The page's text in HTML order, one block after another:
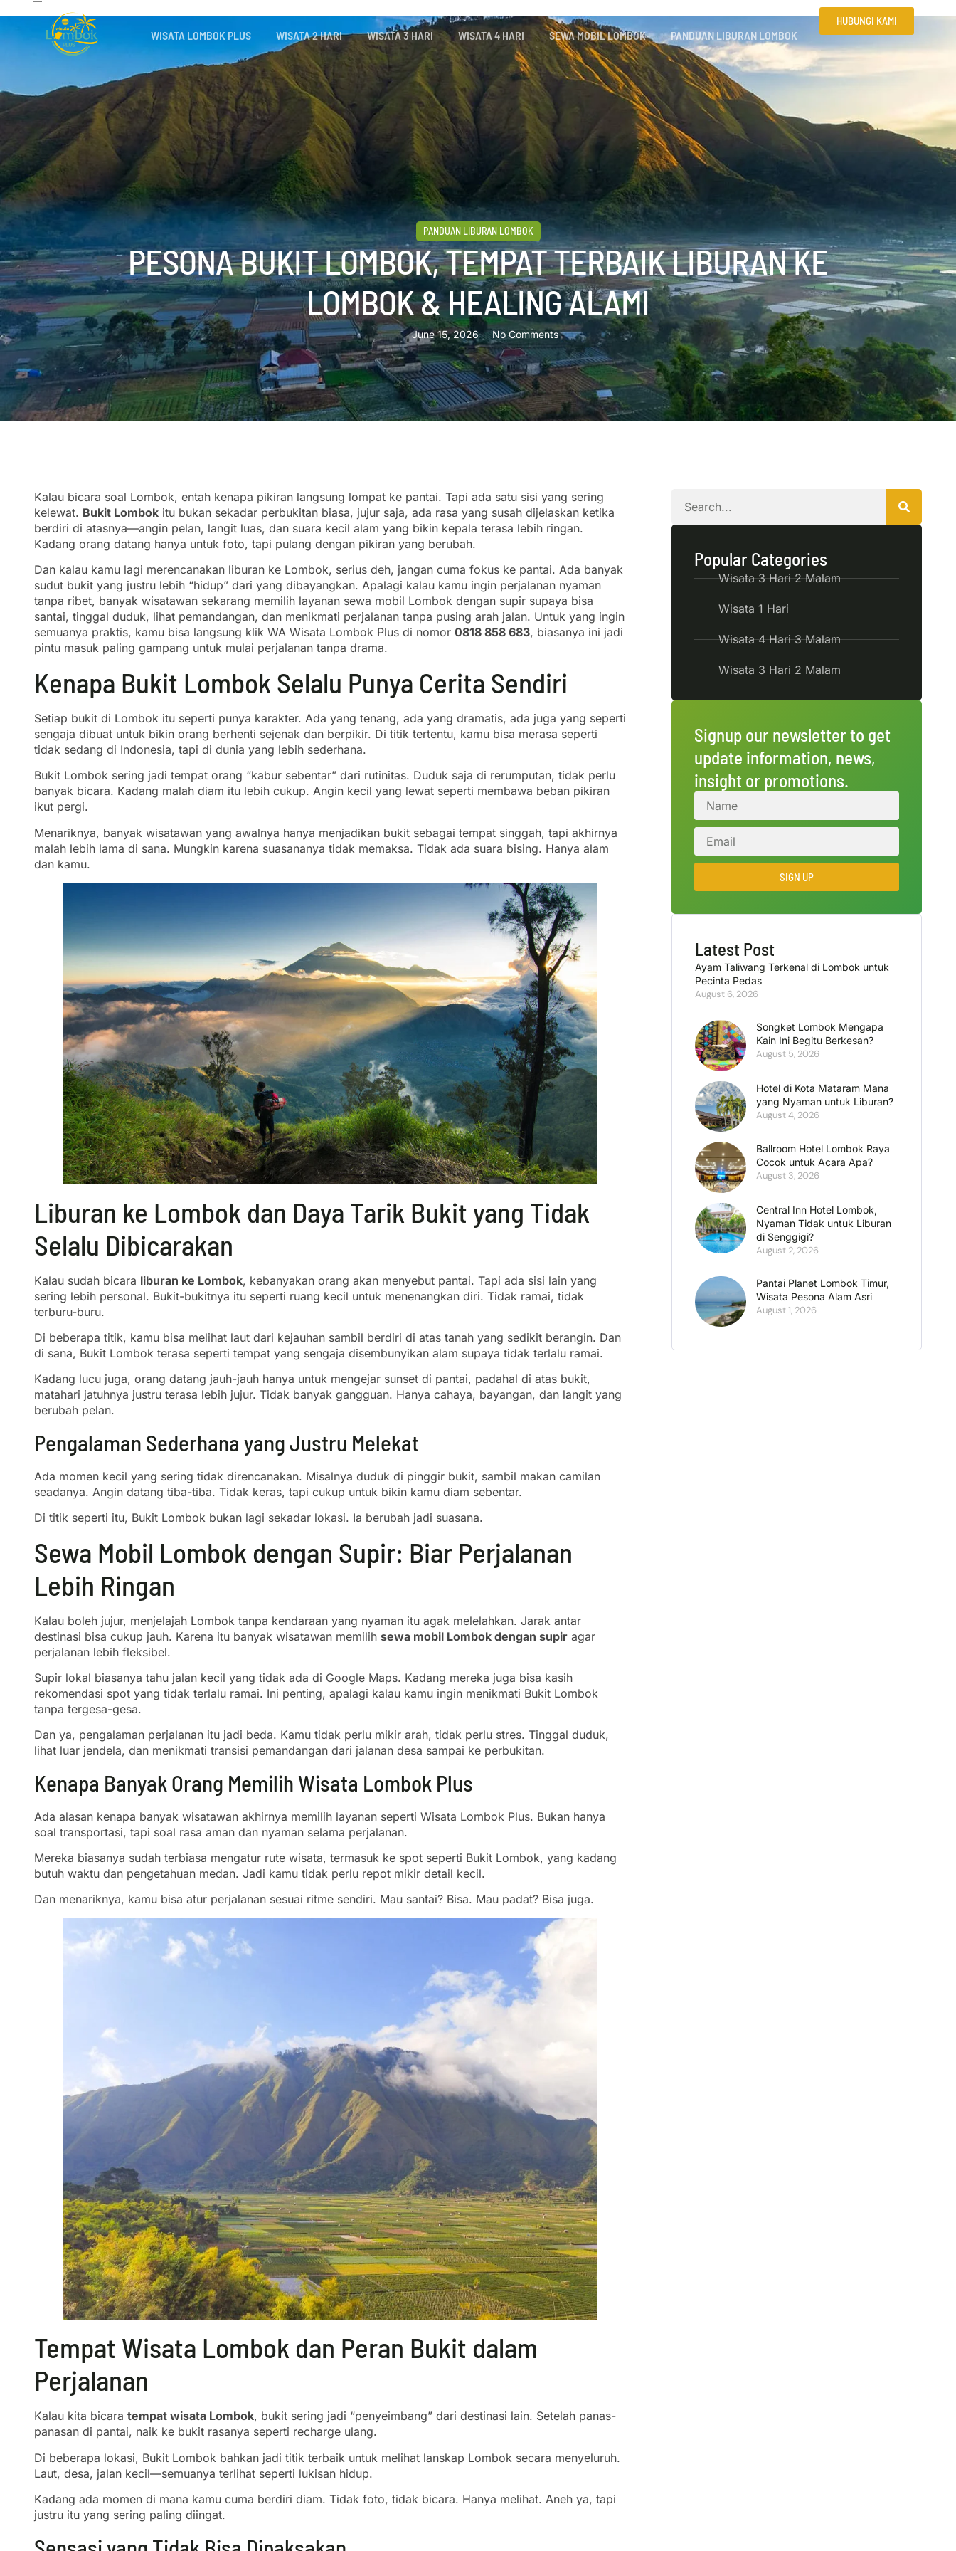
WISATA LOMBOK PLUS WISATA 2 HARI WISATA 3 HARI WISATA 4 HARI SEWA MOBIL LOMBOK PANDUAN LIBURAN LOMBOK
HUBUNGI KAMI
PANDUAN LIBURAN LOMBOK
PESONA BUKIT LOMBOK, TEMPAT TERBAIK LIBURAN KE
LOMBOK & HEALING ALAMI
June 15, 2026 No Comments
Kalau bicara soal Lombok, entah kenapa pikiran langsung lompat ke pantai. Tapi ada satu sisi yang sering
kelewat. Bukit Lombok itu bukan sekadar perbukitan biasa, jujur saja, ada rasa yang susah dijelaskan ketika
berdiri di atasnya—angin pelan, langit luas, dan suara kecil alam yang bikin kepala terasa lebih ringan.
Kadang orang datang hanya untuk foto, tapi pulang dengan pikiran yang berubah.
Dan kalau kamu lagi merencanakan liburan ke Lombok, serius deh, jangan cuma fokus ke pantai. Ada banyak
sudut bukit yang justru lebih “hidup” dari yang dibayangkan. Apalagi kalau kamu ingin perjalanan nyaman
tanpa ribet, banyak wisatawan sekarang memilih layanan sewa mobil Lombok dengan supir supaya bisa
santai, tinggal duduk, lihat pemandangan, dan menikmati perjalanan tanpa pusing arah jalan. Untuk yang ingin
semuanya praktis, kamu bisa langsung klik WA Wisata Lombok Plus di nomor 0818 858 683, biasanya ini jadi
pintu masuk paling gampang untuk mulai perjalanan tanpa drama.
Kenapa Bukit Lombok Selalu Punya Cerita Sendiri
Setiap bukit di Lombok itu seperti punya karakter. Ada yang tenang, ada yang dramatis, ada juga yang seperti
sengaja dibuat untuk bikin orang berhenti sejenak dan berpikir. Di titik tertentu, kamu bisa merasa seperti
tidak sedang di Indonesia, tapi di dunia yang lebih sederhana.
Bukit Lombok sering jadi tempat orang “kabur sebentar” dari rutinitas. Duduk saja di rerumputan, tidak perlu
banyak bicara. Kadang malah diam itu lebih cukup. Angin kecil yang lewat seperti membawa beban pikiran
ikut pergi.
Menariknya, banyak wisatawan yang awalnya hanya menjadikan bukit sebagai tempat singgah, tapi akhirnya
malah lebih lama di sana. Mungkin karena suasananya tidak memaksa. Tidak ada suara bising. Hanya alam
dan kamu.
Liburan ke Lombok dan Daya Tarik Bukit yang Tidak
Selalu Dibicarakan
Kalau sudah bicara liburan ke Lombok, kebanyakan orang akan menyebut pantai. Tapi ada sisi lain yang
sering lebih personal. Bukit-bukitnya itu seperti ruang kecil untuk menenangkan diri. Tidak ramai, tidak
terburu-buru.
Di beberapa titik, kamu bisa melihat laut dari kejauhan sambil berdiri di atas tanah yang sedikit berangin. Dan
di sana, Bukit Lombok terasa seperti tempat yang sengaja disembunyikan alam supaya tidak terlalu ramai.
Kadang lucu juga, orang datang jauh-jauh hanya untuk mengejar sunset di pantai, padahal di atas bukit,
matahari jatuhnya justru terasa lebih jujur. Tidak banyak gangguan. Hanya cahaya, bayangan, dan langit yang
berubah pelan.
Pengalaman Sederhana yang Justru Melekat
Ada momen kecil yang sering tidak direncanakan. Misalnya duduk di pinggir bukit, sambil makan camilan
seadanya. Angin datang tiba-tiba. Tidak keras, tapi cukup untuk bikin kamu diam sebentar.
Di titik seperti itu, Bukit Lombok bukan lagi sekadar lokasi. Ia berubah jadi suasana.
Sewa Mobil Lombok dengan Supir: Biar Perjalanan
Lebih Ringan
Kalau boleh jujur, menjelajah Lombok tanpa kendaraan yang nyaman itu agak melelahkan. Jarak antar
destinasi bisa cukup jauh. Karena itu banyak wisatawan memilih sewa mobil Lombok dengan supir agar
perjalanan lebih fleksibel.
Supir lokal biasanya tahu jalan kecil yang tidak ada di Google Maps. Kadang mereka juga bisa kasih
rekomendasi spot yang tidak terlalu ramai. Ini penting, apalagi kalau kamu ingin menikmati Bukit Lombok
tanpa tergesa-gesa.
Dan ya, pengalaman perjalanan itu jadi beda. Kamu tidak perlu mikir arah, tidak perlu stres. Tinggal duduk,
lihat luar jendela, dan menikmati transisi pemandangan dari jalanan desa sampai ke perbukitan.
Kenapa Banyak Orang Memilih Wisata Lombok Plus
Ada alasan kenapa banyak wisatawan akhirnya memilih layanan seperti Wisata Lombok Plus. Bukan hanya
soal transportasi, tapi soal rasa aman dan nyaman selama perjalanan.
Mereka biasanya sudah terbiasa mengatur rute wisata, termasuk ke spot seperti Bukit Lombok, yang kadang
butuh waktu dan pengetahuan medan. Jadi kamu tidak perlu repot mikir detail kecil.
Dan menariknya, kamu bisa atur perjalanan sesuai ritme sendiri. Mau santai? Bisa. Mau padat? Bisa juga.
Tempat Wisata Lombok dan Peran Bukit dalam
Perjalanan
Kalau kita bicara tempat wisata Lombok, bukit sering jadi “penyeimbang” dari destinasi lain. Setelah panas-
panasan di pantai, naik ke bukit rasanya seperti recharge ulang.
Di beberapa lokasi, Bukit Lombok bahkan jadi titik terbaik untuk melihat lanskap Lombok secara menyeluruh.
Laut, desa, jalan kecil—semuanya terlihat seperti lukisan hidup.
Kadang ada momen di mana kamu cuma berdiri diam. Tidak foto, tidak bicara. Hanya melihat. Aneh ya, tapi
justru itu yang sering paling diingat.
Popular Categories
Wisata 3 Hari 2 Malam
Wisata 1 Hari
Wisata 4 Hari 3 Malam
Wisata 3 Hari 2 Malam
Signup our newsletter to get
update information, news,
insight or promotions.
SIGN UP
Latest Post
Ayam Taliwang Terkenal di Lombok untuk
Pecinta Pedas
August 6, 2026
Songket Lombok Mengapa
Kain Ini Begitu Berkesan?
August 5, 2026
Hotel di Kota Mataram Mana
yang Nyaman untuk Liburan?
August 4, 2026
Ballroom Hotel Lombok Raya
Cocok untuk Acara Apa?
August 3, 2026
Central Inn Hotel Lombok,
Nyaman Tidak untuk Liburan
di Senggigi?
August 2, 2026
Pantai Planet Lombok Timur,
Wisata Pesona Alam Asri
August 1, 2026